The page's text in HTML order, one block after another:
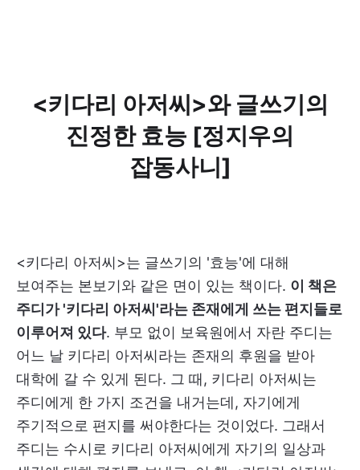
<키다리 아저씨>와 글쓰기의
진정한 효능 [정지우의
잡동사니]
<키다리 아저씨>는 글쓰기의 '효능'에 대해
보여주는 본보기와 같은 면이 있는 책이다. 이 책은
주디가 '키다리 아저씨'라는 존재에게 쓰는 편지들로
이루어져 있다. 부모 없이 보육원에서 자란 주디는
어느 날 키다리 아저씨라는 존재의 후원을 받아
대학에 갈 수 있게 된다. 그 때, 키다리 아저씨는
주디에게 한 가지 조건을 내거는데, 자기에게
주기적으로 편지를 써야한다는 것이었다. 그래서
주디는 수시로 키다리 아저씨에게 자기의 일상과